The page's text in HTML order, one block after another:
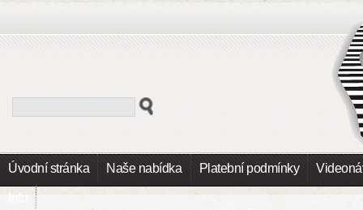
Úvodní stránka Naše nabídka Platební podmínky
Info